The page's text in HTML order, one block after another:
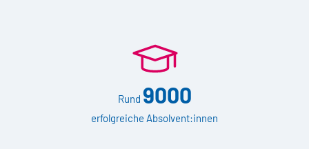
Rund 9000
erfolgreiche Absolvent:innen